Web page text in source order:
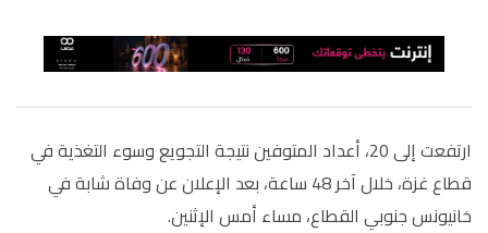
ارتفعت إلى 20، أعداد المتوفين نتيجة التجويع وسوء التغذية في
قطاع غزة، خلال آخر 48 ساعة، بعد الإعلان عن وفاة شابة في
خانيونس جنوبي القطاع، مساء أمس الإثنين.